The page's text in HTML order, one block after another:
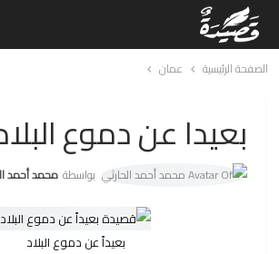
الصفحة الرئيسية عمان
بعيدا عن دموع
بواسطة محمد أحمد
بعيداً عن دموع البلاد